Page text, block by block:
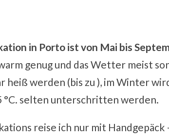
in Porto ist von Mai bis
genug und das Wetter meist
heiß werden (bis zu ), im Winter
°C. selten unterschritten werden.
reise ich nur mit Handgepäck